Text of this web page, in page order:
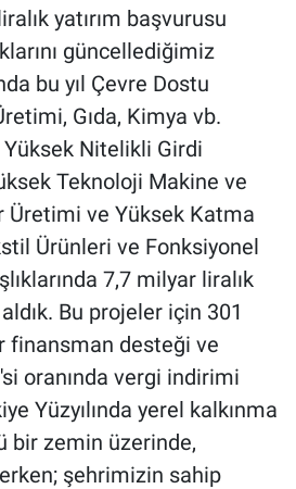
yatırım başvurusu
güncellediğimiz
bu yıl Çevre Dostu
Gıda, Kimya vb.
Nitelikli Girdi
Teknoloji Makine ve
Üretimi ve Yüksek Katma
Ürünleri ve Fonksiyonel
7,7 milyar liralık
Bu projeler için 301
finansman desteği ve
oranında vergi indirimi
Yüzyılında yerel kalkınma
bir zemin üzerinde,
şehrimizin sahip